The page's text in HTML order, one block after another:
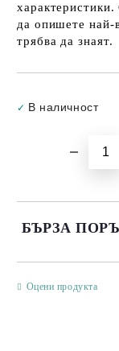
да опишете най-
трябва да знаят.
✓ В наличност
БЪРЗА
Оцени продукта